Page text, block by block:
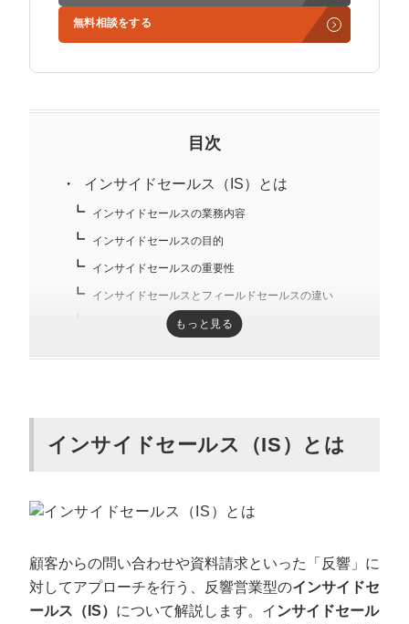
学生時代からに代表岩野の社長秘書として活動。現在は
3社の事業責任者も務めており、Webマーケティングと
趣味はキックボクシング。アマチュアの戦績は2戦0勝2
無料相談をする
目次
インサイドセールス（IS）とは
インサイドセールスの業務内容
インサイドセールスの目的
インサイドセールスの重要性
インサイドセールスとフィールドセールスの違い
インサイドセールスとテレアポの違い
各チームがコア業務に専念できる
社内データの一元管理が必要になる
新たにチームを立ち上げる必要がある
役割が明確化されていないと中途半端に終わる可能性
もっと見る
インサイドセールス（IS）とは
顧客からの問い合わせや資料請求といった「反響」に
対してアプローチを行う、反響営業型のインサイドセ
ールス（IS） について解説します。イ ンサイドセール